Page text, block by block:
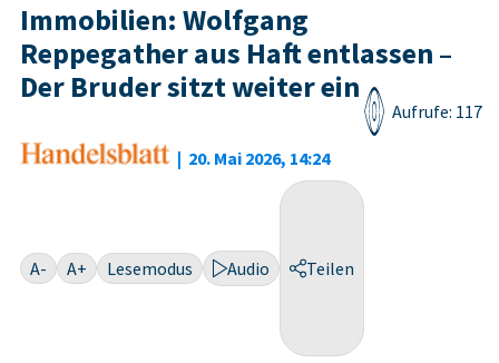
Immobilien: Wolfgang
Reppegather aus Haft entlassen –
Der Bruder sitzt weiter ein
| 20. Mai 2026, 14:24
Aufrufe: 117
A- A+ Lesemodus Audio Teilen